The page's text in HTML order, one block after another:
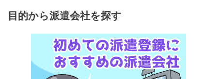
目的から派遣会社を探す